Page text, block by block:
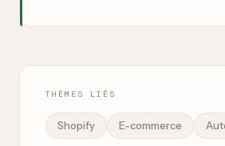
THÈMES LIÉS
Shopify E-commerce